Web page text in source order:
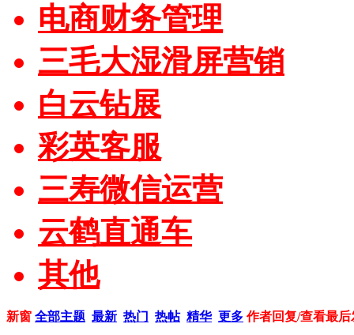
电商财务管理
三毛大湿滑屏营销
白云钻展
彩英客服
三寿微信运营
云鹤直通车
其他
新窗 全部主题 最新 热门 热帖 精华 更多 作者回复/查看最后